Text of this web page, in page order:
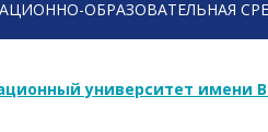
ОБРАЗОВАТЕЛЬНАЯ
университет имени